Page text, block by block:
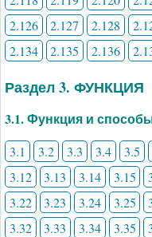
2.126
2.127 2.128
2.134
2.135 2.136
Раздел 3. ФУНКЦИЯ
3.1. Функция и
3.1 3.2 3.3 3.4 3.5
3.12
3.13 3.14 3.15
3.22
3.23 3.24 3.25
3.32
3.33 3.34 3.35